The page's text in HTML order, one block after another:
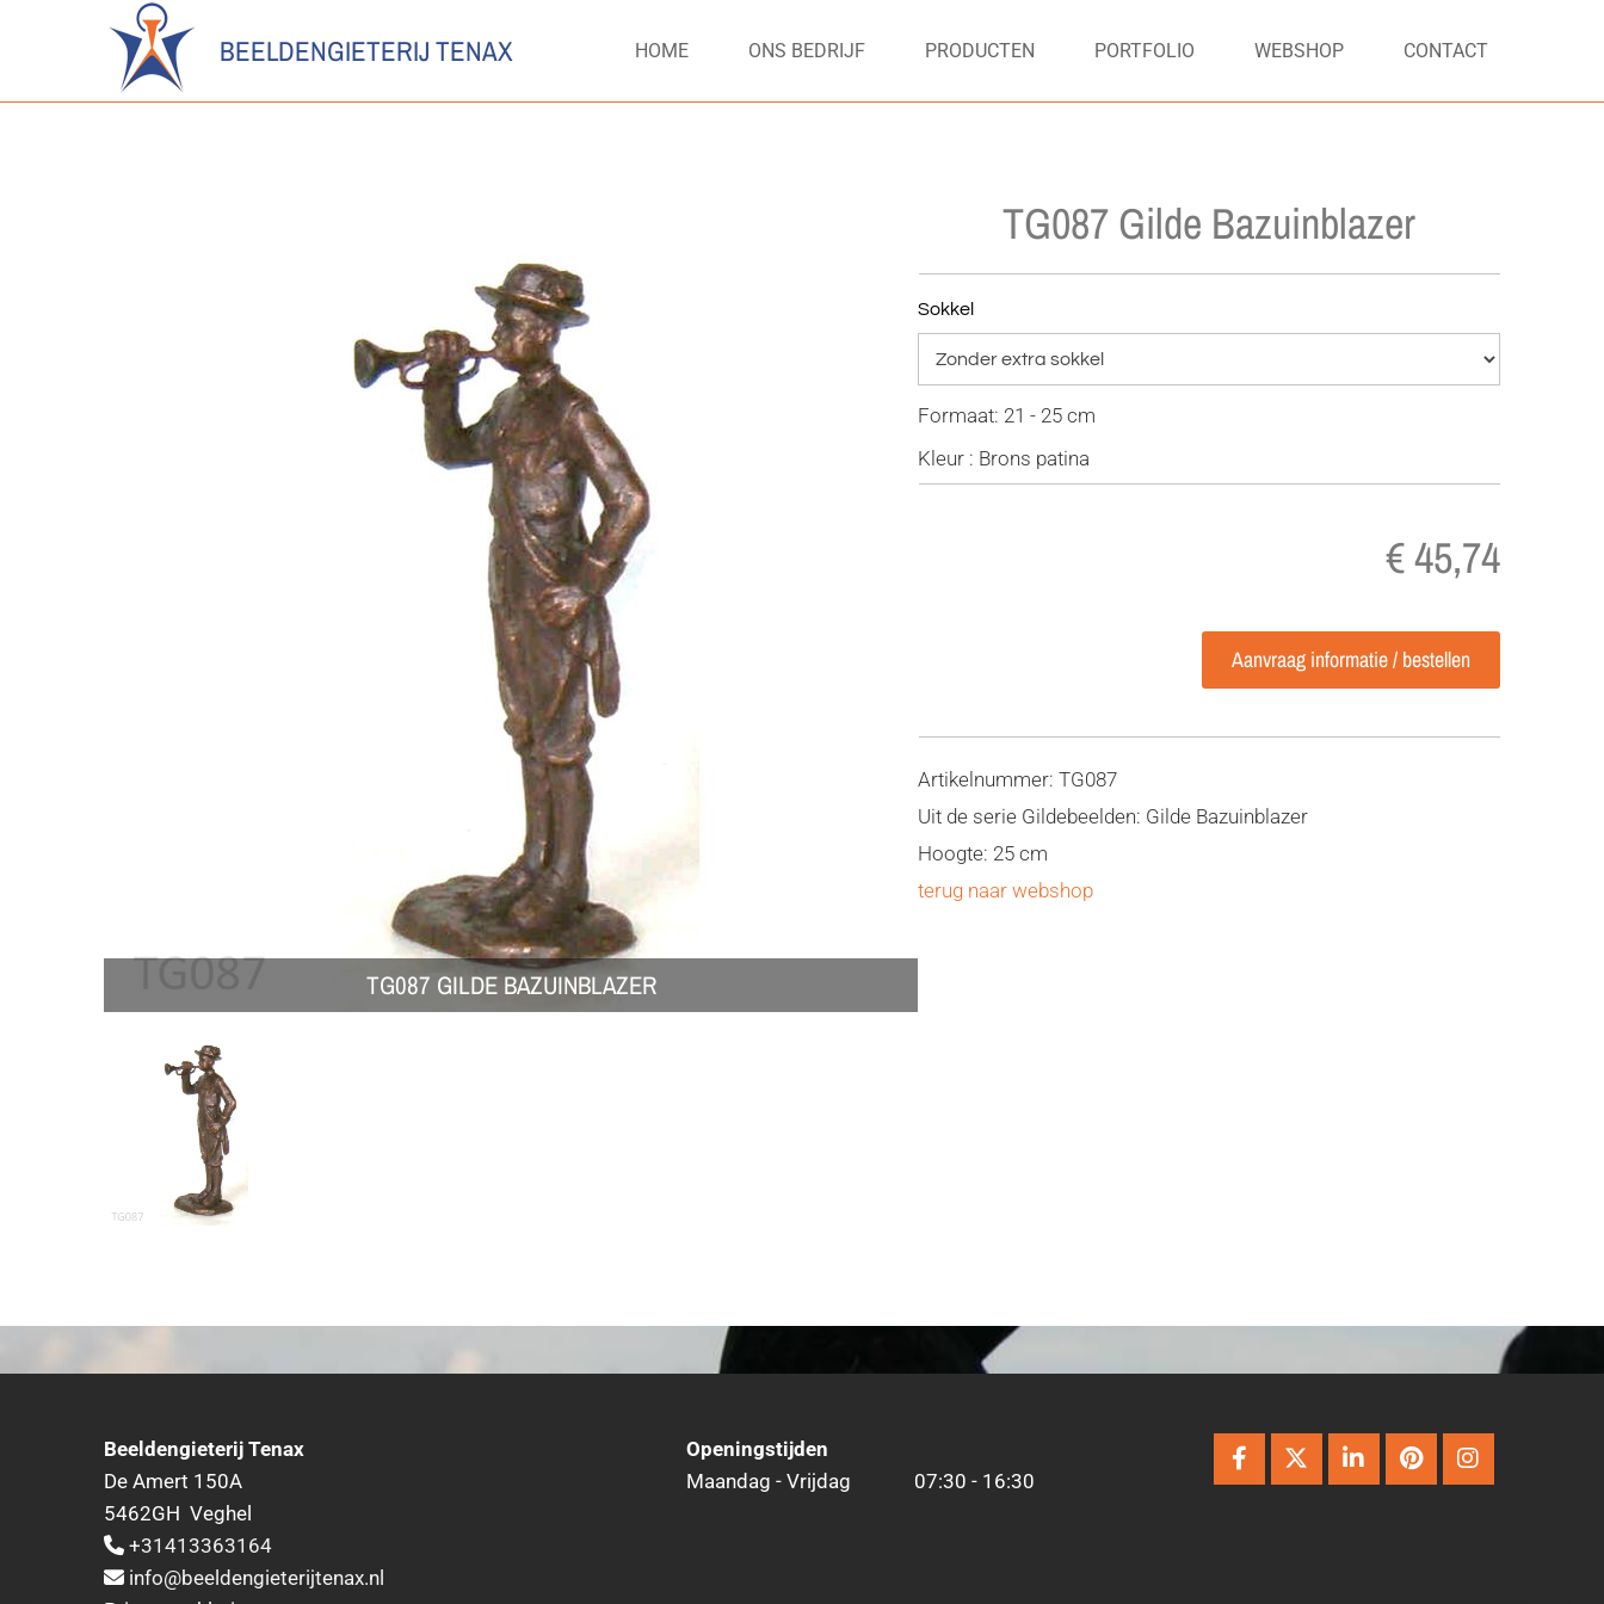
BEELDENGIETERIJ TENAX HOME ONS BEDRIJF PRODUCTEN PORTFOLIO WEBSHOP CONTACT
TG087 GILDE BAZUINBLAZER
TG087 Gilde Bazuinblazer
Sokkel
Formaat: 21 - 25 cm
Kleur : Brons patina
€ 45,74
Aanvraag informatie / bestellen
Artikelnummer: TG087
Uit de serie Gildebeelden: Gilde Bazuinblazer
Hoogte: 25 cm
terug naar webshop
Beeldengieterij Tenax
De Amert 150A
5462GH Veghel
 +31413363164
 info@beeldengieterijtenax.nl
Openingstijden
Maandag - Vrijdag
07:30 - 16:30